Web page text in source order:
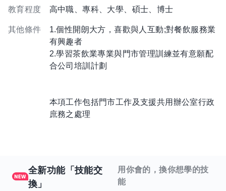
教育程度 高中職、專科、大學、碩士、博士
其他條件
1.個性開朗大方，喜歡與人互動;對餐飲服務業
有興趣者
2.學習茶飲業專業與門市管理訓練並有意願配
合公司培訓計劃
本項工作包括門市工作及支援共用辦公室行政
庶務之處理
全新功能「技能交
換」
用你會的，換你想學的技
能